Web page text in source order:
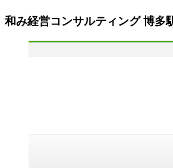
和み経営コンサルティング 博多